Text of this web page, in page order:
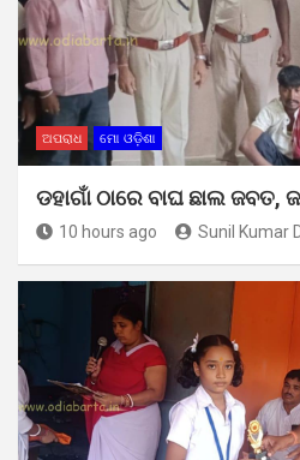
ଅପରାଧ ମୋ ଓଡ଼ିଶା
ଡହାଗାଁ ଠାରେ ବାଘ ଛାଲ
10 hours ago Sunil Kumar